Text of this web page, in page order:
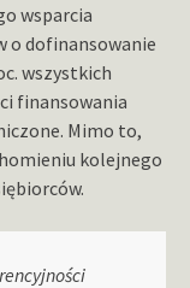
wsparcia
o dofinansowanie
wszystkich
finansowania
Mimo to,
kolejnego